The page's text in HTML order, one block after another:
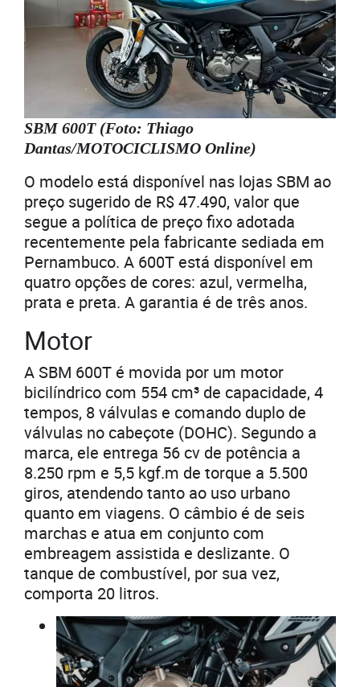
SBM 600T (Foto: Thiago
Dantas/MOTOCICLISMO Online)
O modelo está disponível nas lojas SBM ao
preço sugerido de R$ 47.490, valor que
segue a política de preço fixo adotada
recentemente pela fabricante sediada em
Pernambuco. A 600T está disponível em
quatro opções de cores: azul, vermelha,
prata e preta. A garantia é de três anos.
Motor
A SBM 600T é movida por um motor
bicilíndrico com 554 cm³ de capacidade, 4
tempos, 8 válvulas e comando duplo de
válvulas no cabeçote (DOHC). Segundo a
marca, ele entrega 56 cv de potência a
8.250 rpm e 5,5 kgf.m de torque a 5.500
giros, atendendo tanto ao uso urbano
quanto em viagens. O câmbio é de seis
marchas e atua em conjunto com
embreagem assistida e deslizante. O
tanque de combustível, por sua vez,
comporta 20 litros.